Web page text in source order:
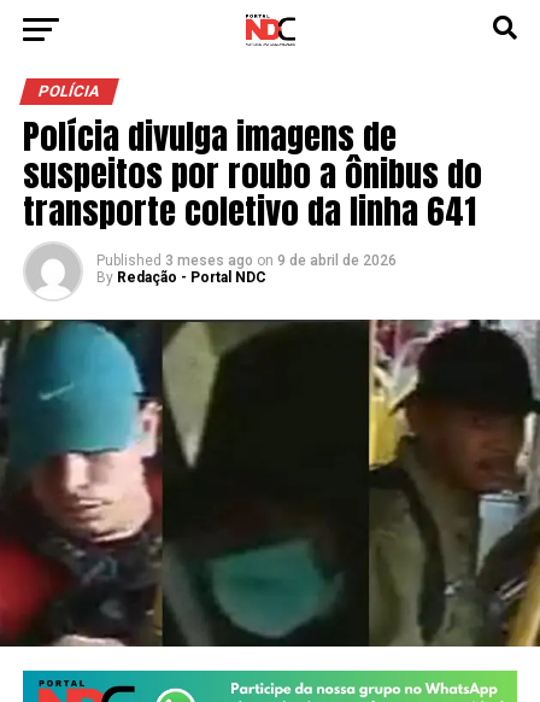
POLÍCIA
Polícia divulga imagens de
suspeitos por roubo a ônibus do
transporte coletivo da linha 641
Published 3 meses ago on 9 de abril de 2026
By Redação - Portal NDC